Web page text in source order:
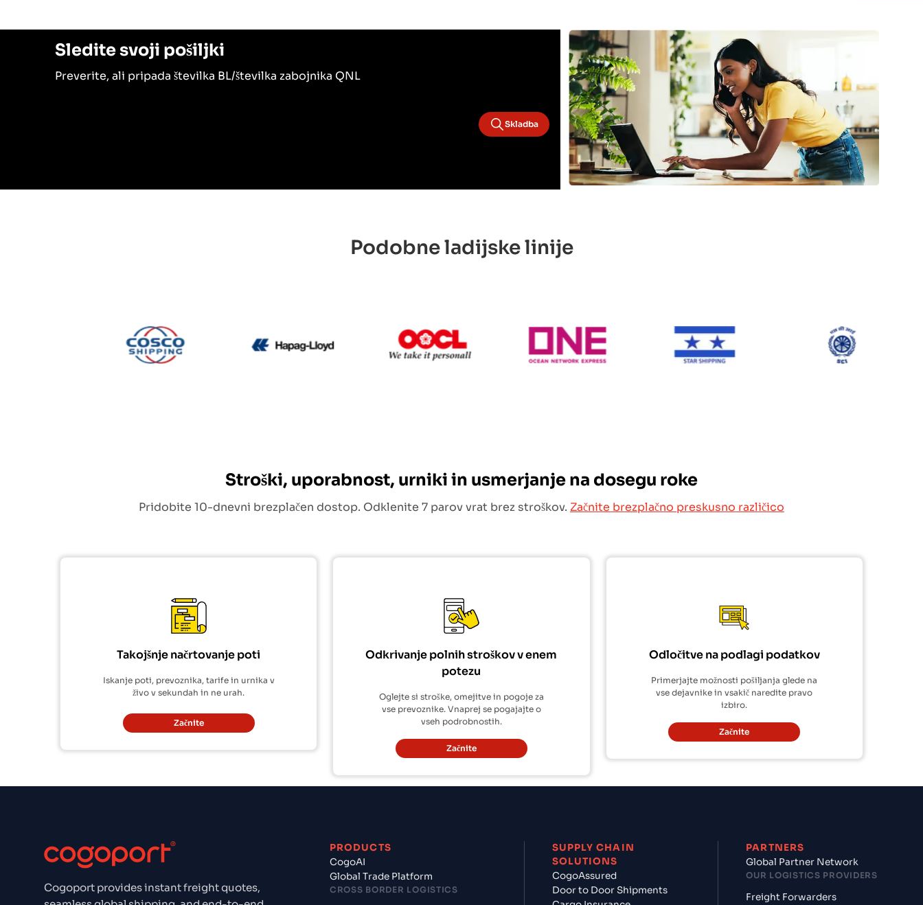
Sledite svoji pošiljki
Preverite, ali pripada številka BL/številka zabojnika QNL
Skladba
Podobne ladijske linije
ONE Line
Stroški, uporabnost, urniki in usmerjanje na dosegu roke
Pridobite 10-dnevni brezplačen dostop. Odklenite 7 parov vrat brez stroškov. Začnite brezplačno preskusno različico
Takojšnje načrtovanje poti
Iskanje poti, prevoznika, tarife in urnika v
živo v sekundah in ne urah.
Začnite
Odkrivanje polnih stroškov v enem
potezu
Oglejte si stroške, omejitve in pogoje za
vse prevoznike. Vnaprej se pogajajte o
vseh podrobnostih.
Začnite
Odločitve na podlagi podatkov
Primerjajte možnosti pošiljanja glede na
vse dejavnike in vsakič naredite pravo
izbiro.
Začnite
Cogoport provides instant freight quotes,
PRODUCTS
CogoAI
Global Trade Platform
CROSS BORDER LOGISTICS
SUPPLY CHAIN
SOLUTIONS
CogoAssured
Door to Door Shipments
PARTNERS
Global Partner Network
OUR LOGISTICS PROVIDERS
Freight Forwarders